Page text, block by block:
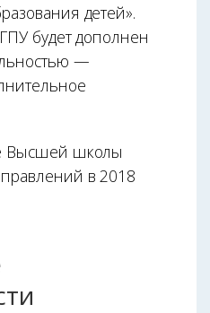
детей».
будет дополнен
—
Высшей школы
в 2018